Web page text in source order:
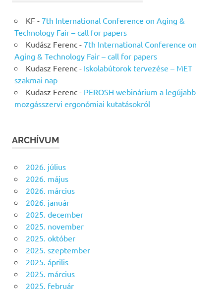
KF - 7th International Conference on Aging &
Technology Fair – call for papers
Kudász Ferenc- 7th International Conference on
Aging & Technology Fair – call for papers
Kudasz Ferenc- Iskolabútorok tervezése – MET
szakmai nap
Kudasz Ferenc- PEROSH webinárium a legújabb
mozgásszervi ergonómiai kutatásokról
ARCHÍVUM
2026. július
2026. május
2026. március
2026. január
2025. december
2025. november
2025. október
2025. szeptember
2025. április
2025. március
2025. február